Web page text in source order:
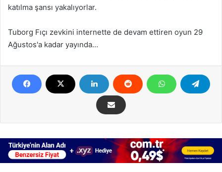
katılma şansı yakalıyorlar.
Tuborg Fıçı zevkini internette de devam ettiren oyun 29
Ağustos'a kadar yayında…